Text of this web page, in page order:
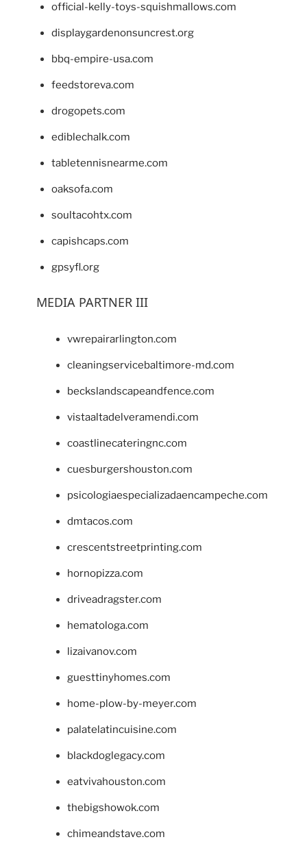
official-kelly-toys-squishmallows.com
displaygardenonsuncrest.org
bbq-empire-usa.com
feedstoreva.com
drogopets.com
ediblechalk.com
tabletennisnearme.com
oaksofa.com
soultacohtx.com
capishcaps.com
gpsyfl.org
MEDIA PARTNER III
vwrepairarlington.com
cleaningservicebaltimore-md.com
beckslandscapeandfence.com
vistaaltadelveramendi.com
coastlinecateringnc.com
cuesburgershouston.com
psicologiaespecializadaencampeche.com
dmtacos.com
crescentstreetprinting.com
hornopizza.com
driveadragster.com
hematologa.com
lizaivanov.com
guesttinyhomes.com
home-plow-by-meyer.com
palatelatincuisine.com
blackdoglegacy.com
eatvivahouston.com
thebigshowok.com
chimeandstave.com